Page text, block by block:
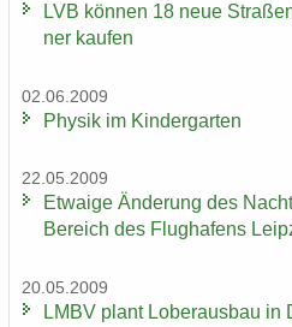
LVB kön­nen 18 neue
ner kau­fen
02.06.2009
Phy­sik im Kin­der­gar­ten
22.05.2009
Et­wa­ige Än­de­rung des
Be­reich des Flug­ha­fens
20.05.2009
LMBV plant Lober­aus­bau in